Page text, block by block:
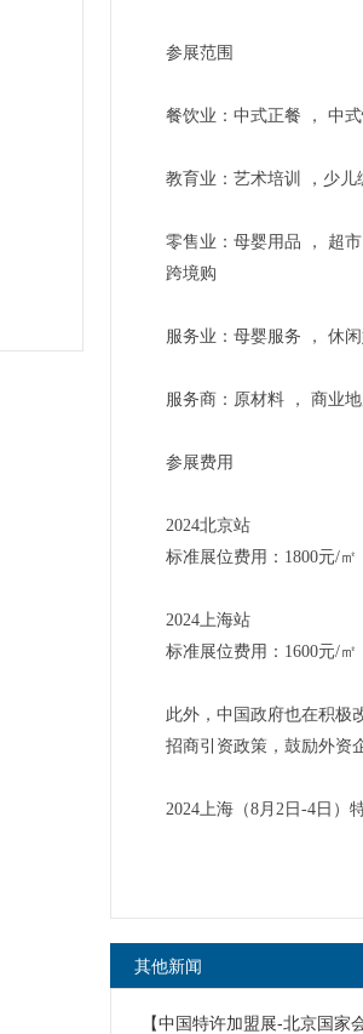
参展范围
餐饮业：中式正餐 ， 中
教育业：艺术培训 ，少
零售业：母婴用品 ， 超
跨境购
服务业：母婴服务 ， 休
服务商：原材料 ， 商业
参展费用
2024北京站
标准展位费用：1800元/
2024上海站
标准展位费用：1600元/
此外，中国政府也在积极
招商引资政策，鼓励外资
2024上海（8月2日-4日）
其他新闻
【中国特许加盟展-北京国